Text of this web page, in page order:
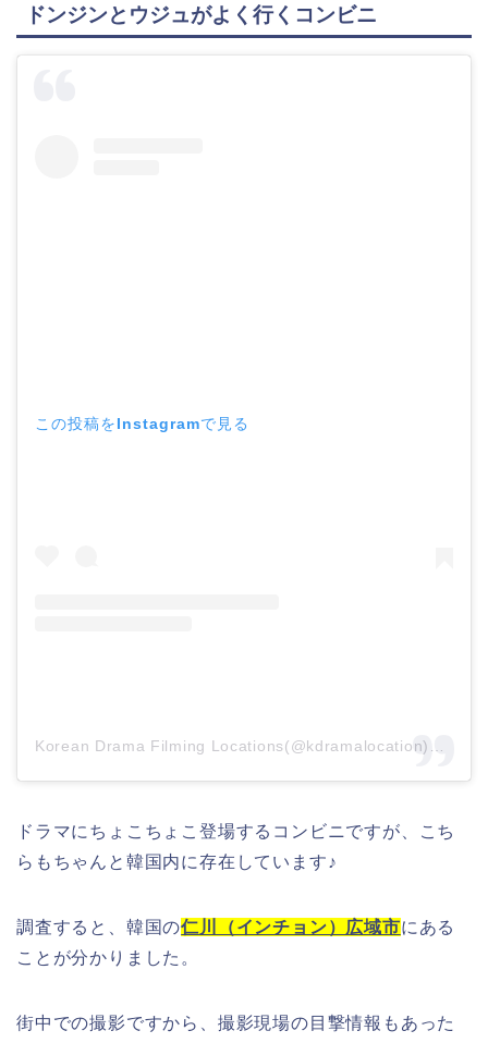
ドンジンとウジュがよく行くコンビニ
この投稿をInstagramで見る
ドラマにちょこちょこ登場するコンビニですが、こち
らもちゃんと韓国内に存在しています♪
調査すると、韓国の仁川（インチョン）広域市にある
ことが分かりました。
街中での撮影ですから、撮影現場の目撃情報もあった